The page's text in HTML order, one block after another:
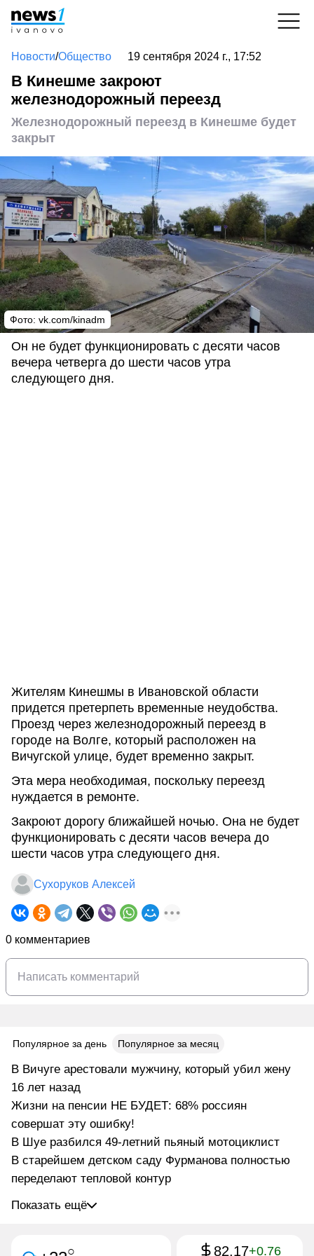
Новости/Общество 19 сентября 2024 г., 17:52
В Кинешме закроют
железнодорожный переезд
Железнодорожный переезд в Кинешме будет
закрыт
Фото: vk.com/kinadm
Он не будет функционировать с десяти часов
вечера четверга до шести часов утра
следующего дня.
Жителям Кинешмы в Ивановской области
придется претерпеть временные неудобства.
Проезд через железнодорожный переезд в
городе на Волге, который расположен на
Вичугской улице, будет временно закрыт.
Эта мера необходимая, поскольку переезд
нуждается в ремонте.
Закроют дорогу ближайшей ночью. Она не будет
функционировать с десяти часов вечера до
шести часов утра следующего дня.
Сухоруков Алексей
0 комментариев
Популярное за день Популярное за месяц
В Вичуге арестовали мужчину, который убил жену
16 лет назад
Жизни на пенсии НЕ БУДЕТ: 68% россиян
совершат эту ошибку!
В Шуе разбился 49-летний пьяный мотоциклист
В старейшем детском саду Фурманова полностью
переделают тепловой контур
Показать ещё
○ 82.17+0.76